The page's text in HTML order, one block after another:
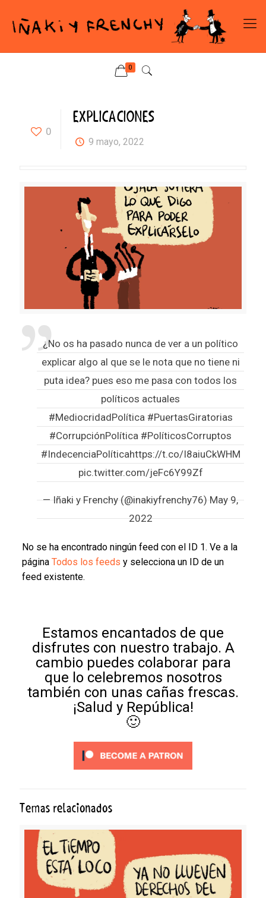
0
0
EXPLICACIONES
9 mayo, 2022
¿No os ha pasado nunca de ver a un político
explicar algo al que se le nota que no tiene ni
puta idea? pues eso me pasa con todos los
políticos actuales
#MediocridadPolítica #PuertasGiratorias
#CorrupciónPolítica #PolíticosCorruptos
#IndecenciaPolíticahttps://t.co/I8aiuCkWHM
pic.twitter.com/jeFc6Y99Zf
— Iñaki y Frenchy (@inakiyfrenchy76)May 9,
2022
No se ha encontrado ningún feed con el ID 1. Ve a la
página Todos los feeds y selecciona un ID de un
feed existente.
Estamos encantados de que
disfrutes con nuestro trabajo. A
cambio puedes colaborar para
que lo celebremos nosotros
también con unas cañas frescas.
¡Salud y República!
🙂
Temas relacionados